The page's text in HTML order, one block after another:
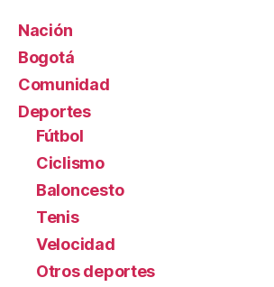
Nación
Bogotá
Comunidad
Deportes
Fútbol
Ciclismo
Baloncesto
Tenis
Velocidad
Otros deportes